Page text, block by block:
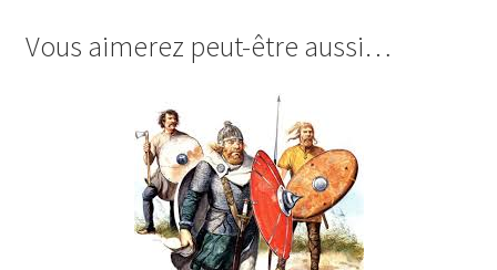
Vous aimerez peut-être aussi…